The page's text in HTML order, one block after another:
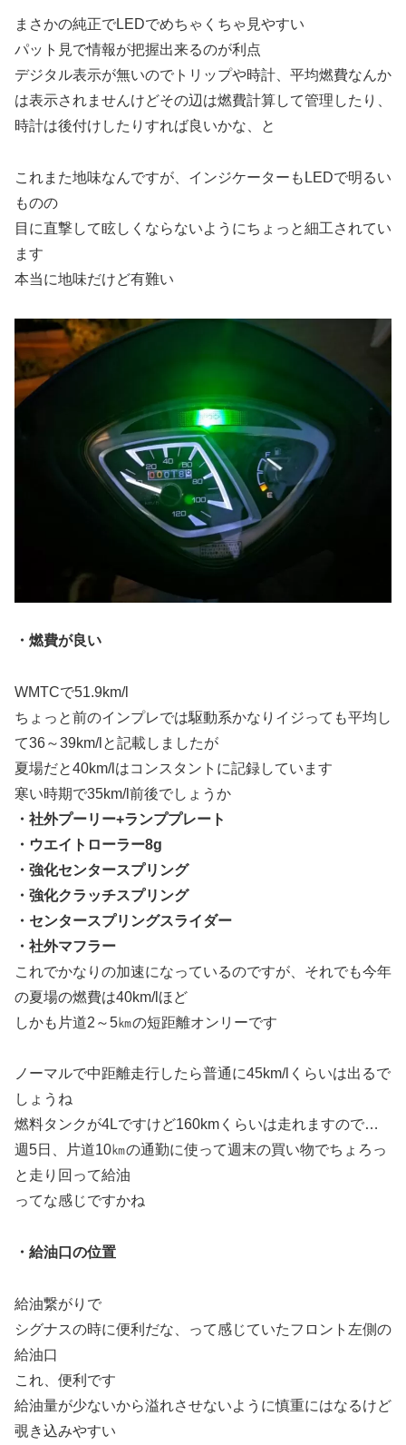
まさかの純正でLEDでめちゃくちゃ見やすい
パット見で情報が把握出来るのが利点
デジタル表示が無いのでトリップや時計、平均燃費なんか
は表示されませんけどその辺は燃費計算して管理したり、
時計は後付けしたりすれば良いかな、と
これまた地味なんですが、インジケーターもLEDで明るい
ものの
目に直撃して眩しくならないようにちょっと細工されてい
ます
本当に地味だけど有難い
・燃費が良い
WMTCで51.9km/l
ちょっと前のインプレでは駆動系かなりイジっても平均し
て36～39km/lと記載しましたが
夏場だと40km/lはコンスタントに記録しています
寒い時期で35km/l前後でしょうか
・社外プーリー+ランププレート
・ウエイトローラー8g
・強化センタースプリング
・強化クラッチスプリング
・センタースプリングスライダー
・社外マフラー
これでかなりの加速になっているのですが、それでも今年
の夏場の燃費は40km/lほど
しかも片道2～5㎞の短距離オンリーです
ノーマルで中距離走行したら普通に45km/lくらいは出るで
しょうね
燃料タンクが4Lですけど160kmくらいは走れますので…
週5日、片道10㎞の通勤に使って週末の買い物でちょろっ
と走り回って給油
ってな感じですかね
・給油口の位置
給油繋がりで
シグナスの時に便利だな、って感じていたフロント左側の
給油口
これ、便利です
給油量が少ないから溢れさせないように慎重にはなるけど
覗き込みやすい